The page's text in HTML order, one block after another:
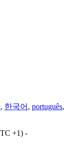
, 한국어 , português,
+1) -